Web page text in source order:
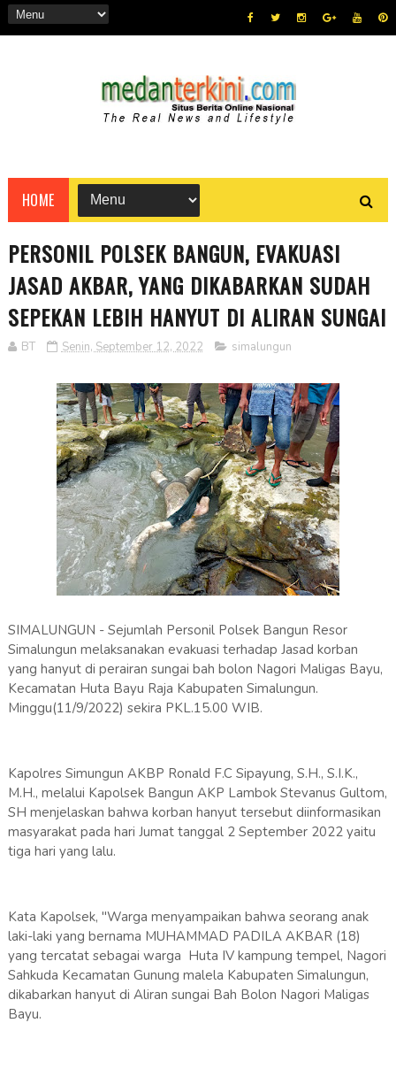
HOME
PERSONIL POLSEK BANGUN, EVAKUASI
JASAD AKBAR, YANG DIKABARKAN SUDAH
SEPEKAN LEBIH HANYUT DI ALIRAN SUNGAI
BT Senin, September 12, 2022 simalungun
SIMALUNGUN - Sejumlah Personil Polsek Bangun Resor
Simalungun melaksanakan evakuasi terhadap Jasad korban
yang hanyut di perairan sungai bah bolon Nagori Maligas Bayu,
Kecamatan Huta Bayu Raja Kabupaten Simalungun.
Minggu(11/9/2022) sekira PKL.15.00 WIB.
Kapolres Simungun AKBP Ronald F.C Sipayung, S.H., S.I.K.,
M.H., melalui Kapolsek Bangun AKP Lambok Stevanus Gultom,
SH menjelaskan bahwa korban hanyut tersebut diinformasikan
masyarakat pada hari Jumat tanggal 2 September 2022 yaitu
tiga hari yang lalu.
Kata Kapolsek, "Warga menyampaikan bahwa seorang anak
laki-laki yang bernama MUHAMMAD PADILA AKBAR (18)
yang tercatat sebagai warga Huta IV kampung tempel, Nagori
Sahkuda Kecamatan Gunung malela Kabupaten Simalungun,
dikabarkan hanyut di Aliran sungai Bah Bolon Nagori Maligas
Bayu.